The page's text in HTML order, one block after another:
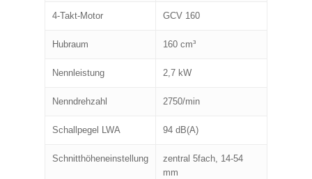
4-Takt-Motor GCV 160
Hubraum 160 cm³
Nennleistung 2,7 kW
Nenndrehzahl 2750/min
Schallpegel LWA 94 dB(A)
Schnitthöheneinstellung
zentral 5fach, 14-54
mm